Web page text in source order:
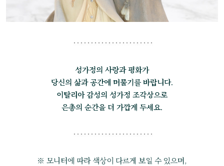
성가정의 사랑과 평화가
당신의 삶과 공간에 머물기를 바랍니다.
이탈리아 감성의 성가정 조각상으로
은총의 순간을 더 가깝게 두세요.
※ 모니터에 따라 색상이 다르게 보일 수 있으며,